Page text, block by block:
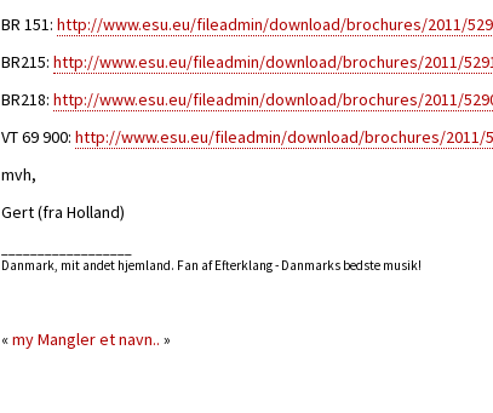
BR 151: http://www.esu.eu/fileadmin/download/brochures/2011/
BR215: http://www.esu.eu/fileadmin/download/brochures/2011/
BR218: http://www.esu.eu/fileadmin/download/brochures/2011/
VT 69 900: http://www.esu.eu/fileadmin/download/brochures/2011/
mvh,
Gert (fra Holland)
Danmark, mit andet hjemland. Fan af Efterklang - Danmarks bedste musik!
«myMangler et navn.. »